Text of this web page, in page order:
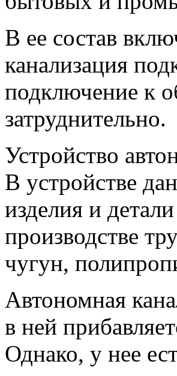
В ее состав
канализация
подключение к
затруднительно.
Устройство
В устройстве
изделия и
производстве
чугун,
Автономная
в ней
Однако, у нее